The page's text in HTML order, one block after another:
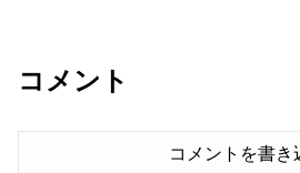
コメント
コメントを書き